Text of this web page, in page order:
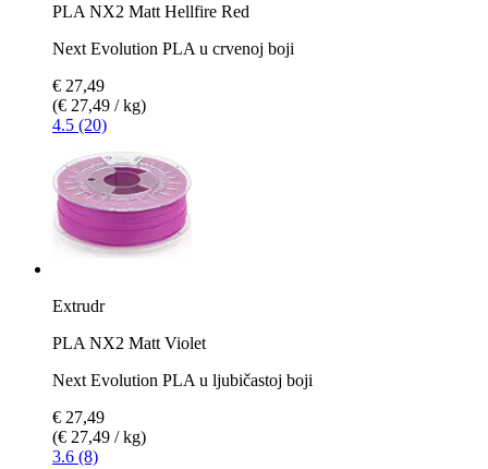
PLA NX2 Matt Hellfire Red
Next Evolution PLA u crvenoj boji
€ 27,49
(€ 27,49 / kg)
4.5 (20)
Extrudr
PLA NX2 Matt Violet
Next Evolution PLA u ljubičastoj boji
€ 27,49
(€ 27,49 / kg)
3.6 (8)